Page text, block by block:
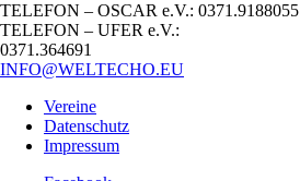
TELEFON – OSCAR e.V.: 0371.9188055
TELEFON – UFER e.V.:
0371.364691
INFO@WELTECHO.EU
Vereine
Datenschutz
Impressum